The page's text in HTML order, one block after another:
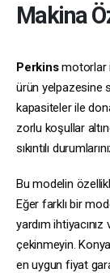
Makina
Perkinsmotorlar
ürün yelpazesine
kapasiteler ile
zorlu koşullar
sıkıntılı
Bu modelin
Eğer farklı bir
yardım
çekinmeyin.
en uygun fiyat